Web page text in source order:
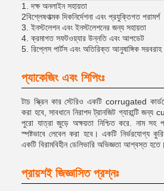
1. দক্ষ অনলাইন সহায়তা
2বিশ্লেষণাত্মক দিকনির্দেশনা এবং প্রযুক্তিগত পরামর্শ
3. ইনস্টলেশন এবং ইনস্টলেশনের জন্য সহায়তা
4. ক্রমাগত সফটওয়্যার উন্নতি এবং আপডেট
5. রিপ্লেস পার্টস এবং অতিরিক্ত আনুষাঙ্গিক সরবরাহ
প্যাকেজিং এবং শিপিংঃ
টাচ স্ক্রিন কার স্টেরিও একটি corrugated
করা হবে, সাবধানে নিরাপদ ট্রানজিট গ্যারান্টি
পুরো যাত্রা জুড়ে অক্ষয়তা নিশ্চিত করে. নাম সহ
স্পষ্টভাবে লেবেল করা হবে। একটি নির্ভরযোগ্য
একটি বিরামবিহীন ডেলিভারি অভিজ্ঞতা আশ্বস্ত হতে।
প্রায়শই জিজ্ঞাসিত প্রশ্নঃ